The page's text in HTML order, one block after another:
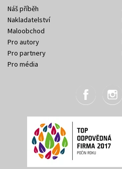
Náš příběh
Nakladatelství
Maloobchod
Pro autory
Pro partnery
Pro média